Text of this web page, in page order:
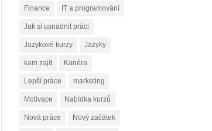
Finance IT a programování
Jak si usnadnit práci
Jazykové kurzy Jazyky
kam zajít Kariéra
Lepší práce marketing
Motivace Nabídka kurzů
Nová práce Nový začátek